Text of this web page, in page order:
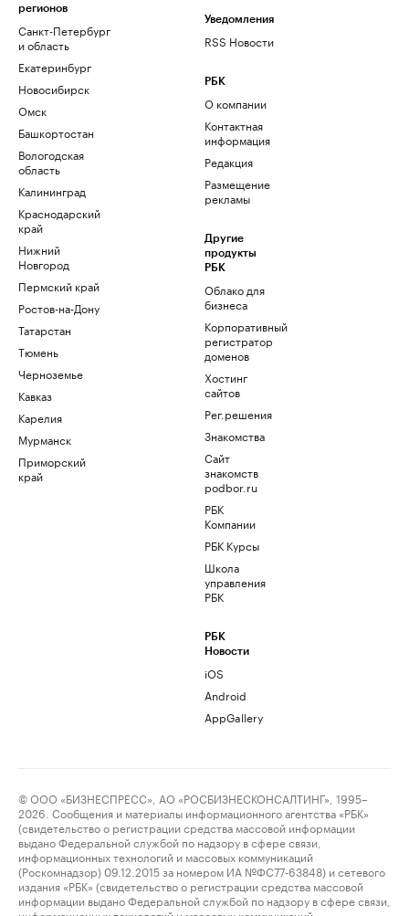
регионов
Санкт-Петербург
и область
Екатеринбург
Новосибирск
Омск
Башкортостан
Вологодская
область
Калининград
Краснодарский
край
Нижний
Новгород
Пермский край
Ростов-на-Дону
Татарстан
Тюмень
Черноземье
Кавказ
Карелия
Мурманск
Приморский
край
Уведомления
RSS Новости
РБК
О компании
Контактная
информация
Редакция
Размещение
рекламы
Другие
продукты
РБК
Облако для
бизнеса
Корпоративный
регистратор
доменов
Хостинг
сайтов
Рег.решения
Знакомства
Сайт
знакомств
podbor.ru
РБК
Компании
РБК Курсы
Школа
управления
РБК
РБК
Новости
iOS
Android
AppGallery
© ООО «БИЗНЕСПРЕСС», АО «РОСБИЗНЕСКОНСАЛТИНГ», 1995–
2026. Сообщения и материалы информационного агентства «РБК»
(свидетельство о регистрации средства массовой информации
выдано Федеральной службой по надзору в сфере связи,
информационных технологий и массовых коммуникаций
(Роскомнадзор) 09.12.2015 за номером ИА №ФС77-63848) и сетевого
издания «РБК» (свидетельство о регистрации средства массовой
информации выдано Федеральной службой по надзору в сфере связи,